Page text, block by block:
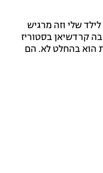
שלי וזה מרגיש
קרדשיאן בסטוריז
הוא בהחלט לא. הם